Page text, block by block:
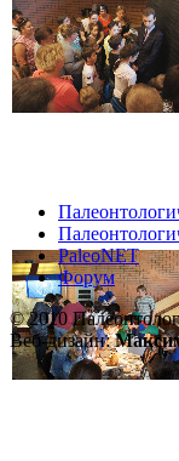
PaleoNET
Форум
© 2010
Веб-дизайн: